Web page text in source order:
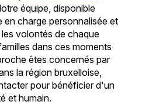
équipe, disponible
charge personnalisée et
volontés de chaque
dans ces moments
êtes concernés par
la région bruxelloise,
pour bénéficier d'un
et humain.